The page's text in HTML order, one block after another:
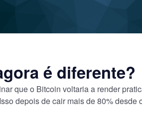
é diferente?
que o Bitcoin voltaria a render
depois de cair mais de 80%